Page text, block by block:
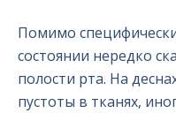
Помимо
состоянии нередко
полости рта. На
пустоты в тканях,